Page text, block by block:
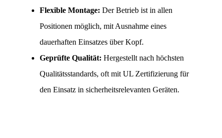
Flexible Montage: Der Betrieb ist in allen
Positionen möglich, mit Ausnahme eines
dauerhaften Einsatzes über Kopf.
Geprüfte Qualität: Hergestellt nach höchsten
Qualitätsstandards, oft mit UL Zertifizierung für
den Einsatz in sicherheitsrelevanten Geräten.